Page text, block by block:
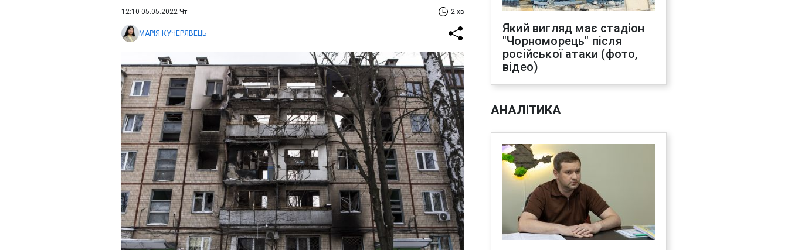
12:10 05.05.2022 Чт 2 хв
МАРІЯ КУЧЕРЯВЕЦЬ
Який вигляд має стадіон
"Чорноморець" після
російської атаки (фото,
відео)
АНАЛІТИКА